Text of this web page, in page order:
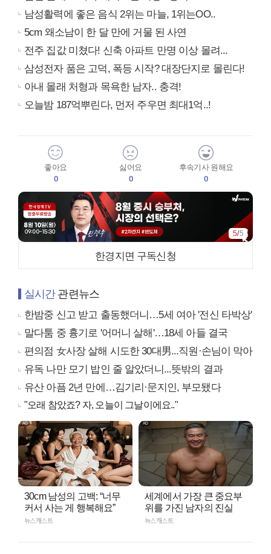
남성활력에 좋은 음식 2위는 마늘, 1위는OO..
5cm 왜소남이 한 달 만에 거물 된 사연
전주 집값 미쳤다! 신축 아파트 만명 이상 몰려...
삼성전자 품은 고덕, 폭등 시작? 대장단지로 몰린다!
아내 몰래 처형과 목욕한 남자.. 충격!
오늘밤 187억뿌린다, 먼저 주우면 최대1억..!
좋아요
0
싫어요
0
후속기사 원해요
0
5/5
한경지면 구독신청
실시간관련뉴스
한밤중 신고 받고 출동했더니…5세 여아 '전신 타박상'
말다툼 중 흉기로 '어머니 살해'…18세 아들 결국
편의점 女사장 살해 시도한 30대男...직원·손님이 막아
유독 나만 모기 밥인 줄 알았더니...뜻밖의 결과
유산 아픔 2년 만에…김기리·문지인, 부모됐다
"오래 참았죠? 자, 오늘이 그날이에요.."
30cm 남성의 고백: “너무
커서 사는 게 행복해요”
뉴스캐스트
세계에서 가장 큰 중요부
위를 가진 남자의 진실
뉴스캐스트